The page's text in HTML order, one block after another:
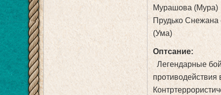
Мурашова (Мура)
Прудько
(Ума)
Оптсание:
Легендарные
противодействия